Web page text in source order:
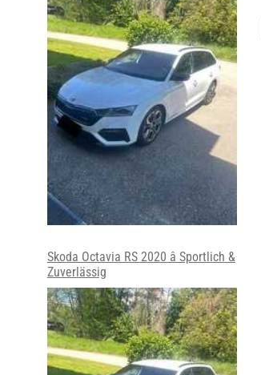
Skoda Octavia RS 2020 â Sportlich &
Zuverlässig